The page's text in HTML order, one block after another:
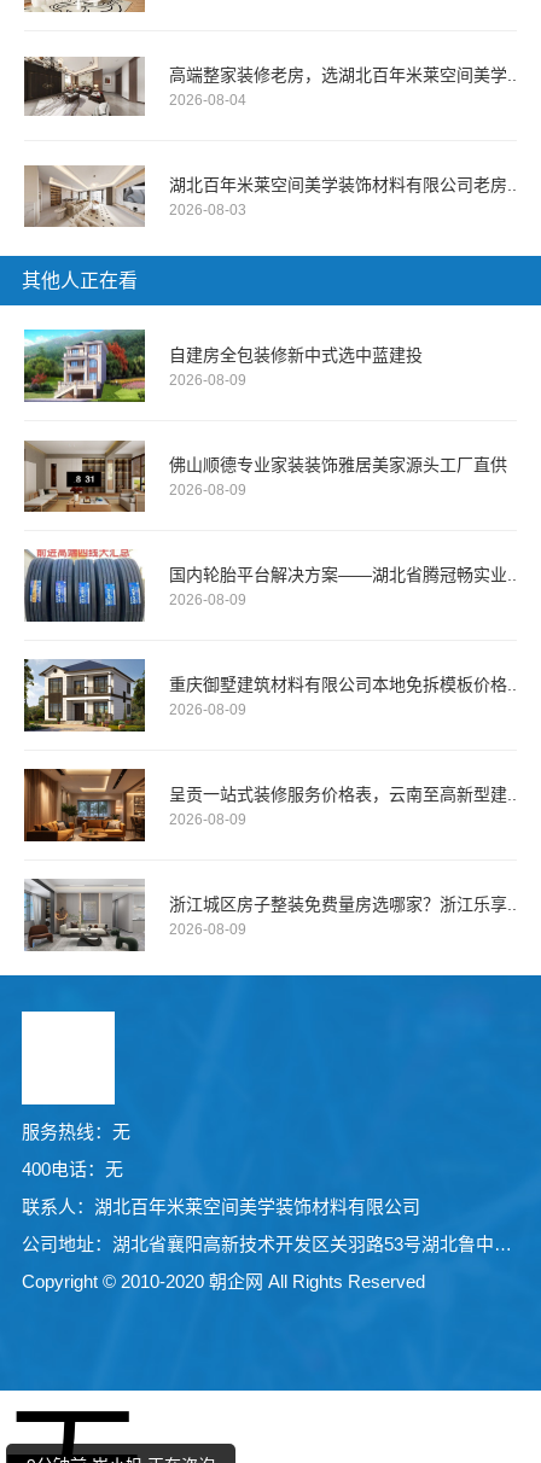
高端整家装修老房，选湖北百年米莱空间美学..
2026-08-04
湖北百年米莱空间美学装饰材料有限公司老房..
2026-08-03
其他人正在看
自建房全包装修新中式选中蓝建投
2026-08-09
佛山顺德专业家装装饰雅居美家源头工厂直供
2026-08-09
国内轮胎平台解决方案——湖北省腾冠畅实业..
2026-08-09
重庆御墅建筑材料有限公司本地免拆模板价格..
2026-08-09
呈贡一站式装修服务价格表，云南至高新型建..
2026-08-09
浙江城区房子整装免费量房选哪家？浙江乐享..
2026-08-09
服务热线：无
400电话：无
联系人：湖北百年米莱空间美学装饰材料有限公司
公司地址：湖北省襄阳高新技术开发区关羽路53号湖北鲁中宝厨业有限公司院内1号厂房
Copyright © 2010-2020 朝企网 All Rights Reserved